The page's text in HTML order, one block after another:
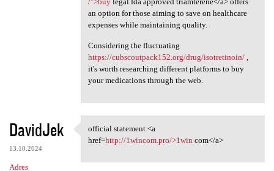
an option for those aiming to save on healthcare
expenses while maintaining quality.
Considering the fluctuating
https://cubscoutpack152.org/drug/isotretinoin/,
it's worth researching different platforms to buy
your medications through the web.
DavidJek
13.10.2024
Adres
official statement <a href
official statement <a
href=http://1wincom.pro/>1win com</a>